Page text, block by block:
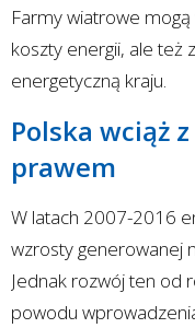
Farmy wiatrowe
koszty energii, ale też
energetyczną kraju.
Polska wciąż
prawem
W latach 2007-2016
wzrosty generowanej
Jednak rozwój ten od
powodu